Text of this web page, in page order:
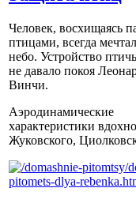
Человек, восхищаясь
птицами, всегда
небо. Устройство
не давало покоя
Винчи.
Аэродинамические
характеристики
Жуковского,